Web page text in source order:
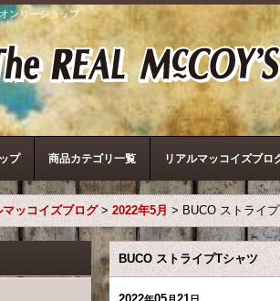
ンリーショップ
プ 商品カテゴリ一覧 リアルマッコイズブロ
マッコイズブログ > 2022年5月 > BUCO ストライ
BUCO ストライプTシャツ